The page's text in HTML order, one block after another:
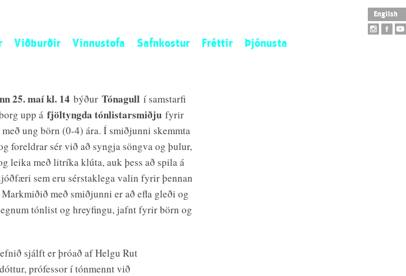
English
Viðburðir Vinnustofa
Opið kall
Safnkostur
Útilistaverk
Fréttir Þjónusta
25. maí kl. 14 býðurTónagull í samstarfi
upp áfjöltyngda tónlistarsmiðju fyrir
ung börn (0-4) ára. Í smiðjunni skemmta
foreldrar sér við að syngja söngva og þulur,
leika með litríka klúta, auk þess að spila á
sem eru sérstaklega valin fyrir þennan
með smiðjunni er að efla gleði og
tónlist og hreyfingu, jafnt fyrir börn og
sjálft er þróað af Helgu Rut
prófessor í tónmennt við